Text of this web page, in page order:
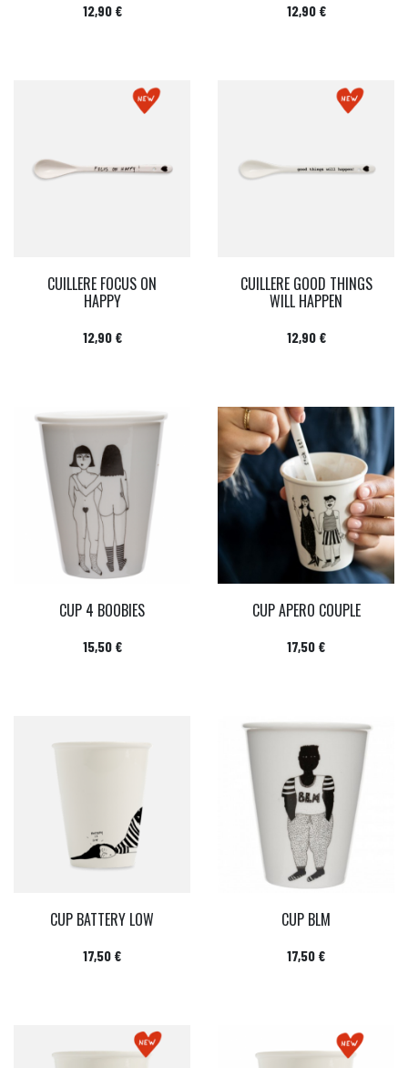
Prix
12,90 € Prix
12,90 €
CUILLERE FOCUS ON
HAPPY
Prix
12,90 €
CUILLERE GOOD THINGS
WILL HAPPEN
Prix
12,90 €
CUP 4 BOOBIES
Prix
15,50 €
CUP APERO COUPLE
Prix
17,50 €
CUP BATTERY LOW
Prix
17,50 €
CUP BLM
Prix
17,50 €